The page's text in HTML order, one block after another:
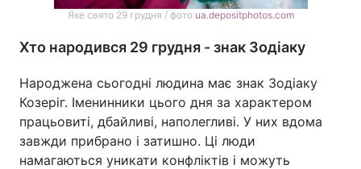
Яке свято 29 грудня / фото ua.depositphotos.com
Хто народився 29 грудня - знак Зодіаку
Народжена сьогодні людина має знак Зодіаку
Козеріг. Іменинники цього дня за характером
працьовиті, дбайливі, наполегливі. У них вдома
завжди прибрано і затишно. Ці люди
намагаються уникати конфліктів і можуть